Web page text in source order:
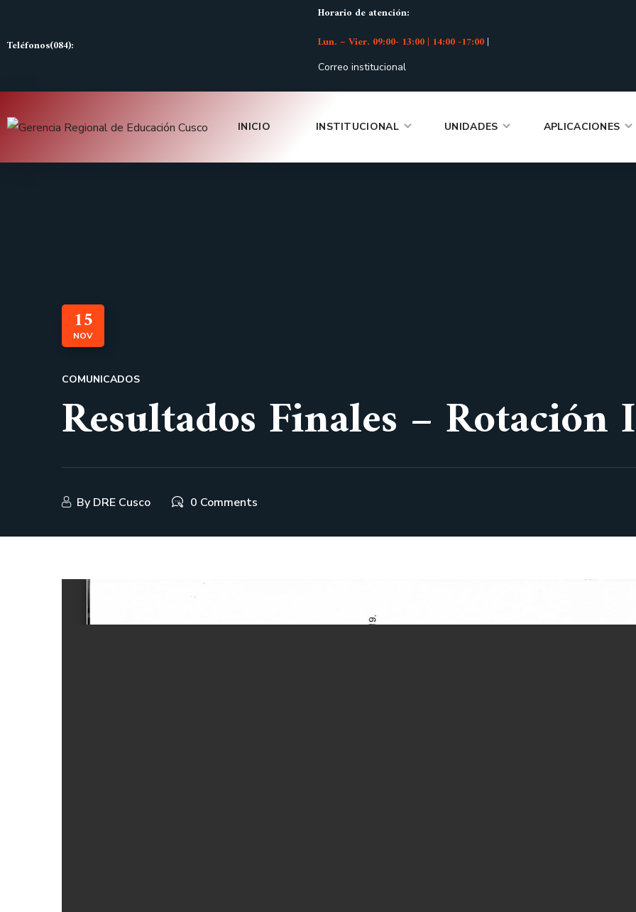
Teléfonos(084):
Horario de atención:
Lun. – Vier. 09:00- 13:00 | 14:00 -17:00|
Correo institucional
INICIO INSTITUCIONAL UNIDADES APLICACIONES
15
NOV
COMUNICADOS
Resultados Finales –
By DRE Cusco 0 Comments